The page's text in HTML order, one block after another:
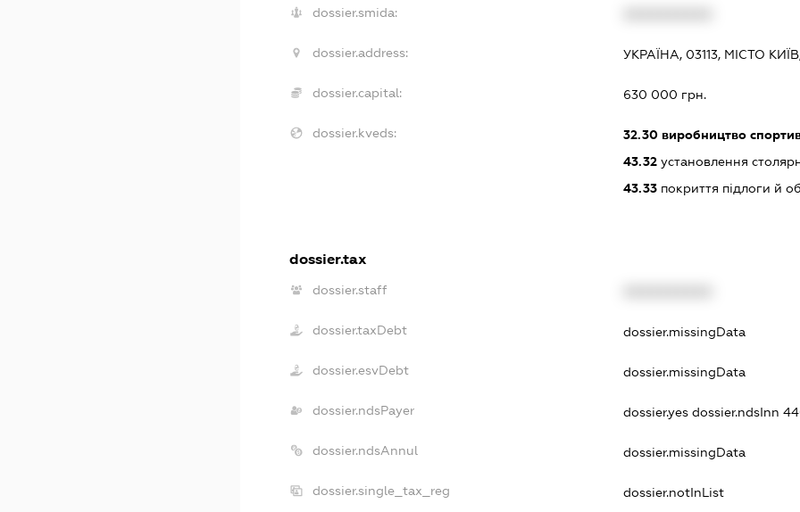
dossier.smida:
dossier.address: УКРАЇНА, 03113, МІСТО
dossier.capital: 630 000 грн.
dossier.kveds: 32.30виробництво
43.32установлення
43.33покриття підлоги й
dossier.tax
dossier.staff
dossier.taxDebt dossier.missingData
dossier.esvDebt dossier.missingData
dossier.ndsPayer dossier.yes dossier.ndsInn
dossier.ndsAnnul dossier.missingData
dossier.single_tax_reg dossier.notInList